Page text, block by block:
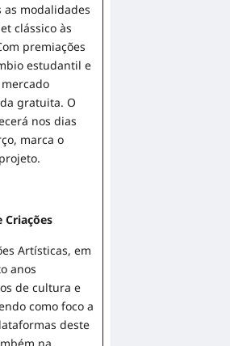
modalidades
clássico às
premiações
estudantil e
gratuita. O
nos dias
marca o
Criações
Artísticas, em
anos
de cultura e
como foco a
deste